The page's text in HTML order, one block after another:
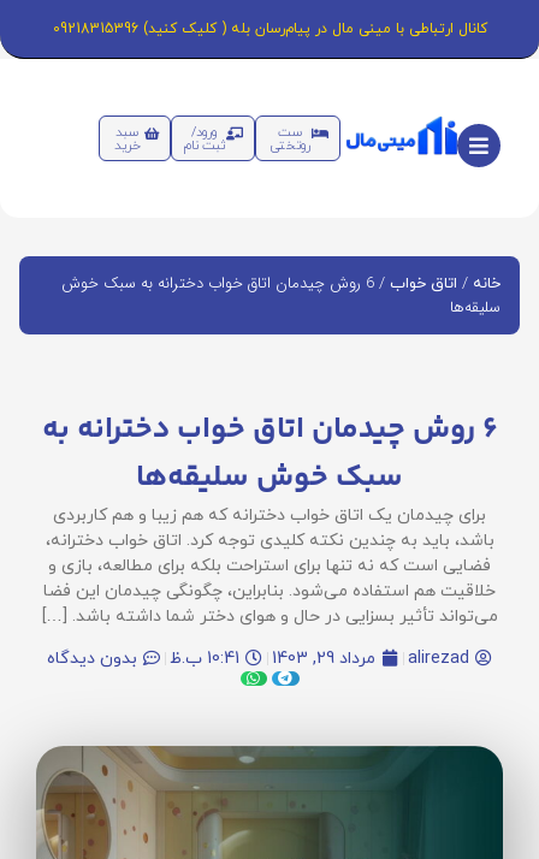
کانال ارتباطی با مینی مال در پیام‌رسان بله ( کلیک کنید) 09218315396
ست
روتختی
ورود/
ثبت نام
سبد
خرید
خانه / اتاق خواب
/ 6 روش چیدمان اتاق خواب دخترانه به سبک خوش
سلیقه‌ها
6 روش چیدمان اتاق خواب دخترانه به
سبک خوش سلیقه‌ها
برای چیدمان یک اتاق خواب دخترانه که هم زیبا و هم کاربردی
باشد، باید به چندین نکته کلیدی توجه کرد. اتاق خواب دخترانه،
فضایی است که نه تنها برای استراحت بلکه برای مطالعه، بازی و
خلاقیت هم استفاده می‌شود. بنابراین، چگونگی چیدمان این فضا
می‌تواند تأثیر بسزایی در حال و هوای دختر شما داشته باشد. […]
alirezad
مرداد 29, 1403 10:41 ب.ظ بدون دیدگاه